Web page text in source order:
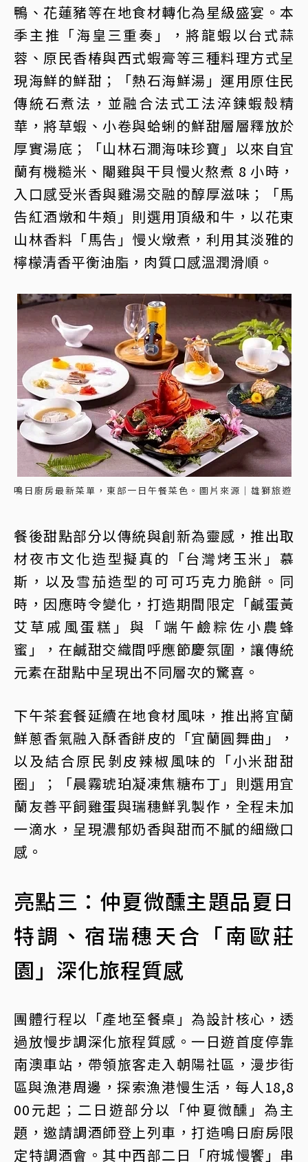
鴨、花蓮豬等在地食材轉化為星級盛宴。本
季主推「海皇三重奏」，將龍蝦以台式蒜
蓉、原民香椿與西式蝦膏等三種料理方式呈
現海鮮的鮮甜；「熱石海鮮湯」運用原住民
傳統石煮法，並融合法式工法淬鍊蝦殼精
華，將草蝦、小卷與蛤蜊的鮮甜層層釋放於
厚實湯底；「山林石澗海味珍寶」以來自宜
蘭有機糙米、閹雞與干貝慢火熬煮 8 小時，
入口感受米香與雞湯交融的醇厚滋味；「馬
告紅酒燉和牛頰」則選用頂級和牛，以花東
山林香料「馬告」慢火燉煮，利用其淡雅的
檸檬清香平衡油脂，肉質口感溫潤滑順。
鳴日廚房最新菜單，東部一日午餐菜色。圖片來源｜雄獅旅遊
餐後甜點部分以傳統與創新為靈感，推出取
材夜市文化造型擬真的「台灣烤玉米」慕
斯，以及雪茄造型的可可巧克力脆餅。同
時，因應時令變化，打造期間限定「鹹蛋黃
艾草戚風蛋糕」與「端午鹼粽佐小農蜂
蜜」，在鹹甜交織間呼應節慶氛圍，讓傳統
元素在甜點中呈現出不同層次的驚喜。
下午茶套餐延續在地食材風味，推出將宜蘭
鮮蔥香氣融入酥香餅皮的「宜蘭圓舞曲」，
以及結合原民剝皮辣椒風味的「小米甜甜
圈」；「晨霧琥珀凝凍焦糖布丁」則選用宜
蘭友善平飼雞蛋與瑞穗鮮乳製作，全程未加
一滴水，呈現濃郁奶香與甜而不膩的細緻口
感。
亮點三：仲夏微醺主題品夏日
特調、宿瑞穗天合「南歐莊
園」深化旅程質感
團體行程以「產地至餐桌」為設計核心，透
過放慢步調深化旅程質感。一日遊首度停靠
南澳車站，帶領旅客走入朝陽社區，漫步街
區與漁港周邊，探索漁港慢生活，每人18,8
00元起；二日遊部分以「仲夏微醺」為主
題，邀請調酒師登上列車，打造鳴日廚房限
定特調酒會。其中西部二日「府城慢饗」串